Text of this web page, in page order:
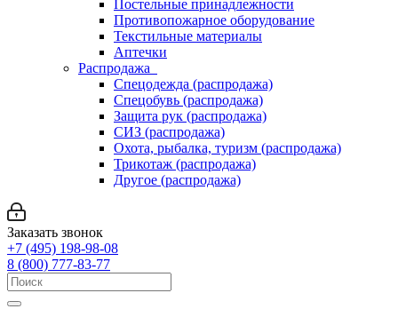
Постельные принадлежности
Противопожарное оборудование
Текстильные материалы
Аптечки
Распродажа
Спецодежда (распродажа)
Спецобувь (распродажа)
Защита рук (распродажа)
СИЗ (распродажа)
Охота, рыбалка, туризм (распродажа)
Трикотаж (распродажа)
Другое (распродажа)
Заказать звонок
+7 (495) 198-98-08
8 (800) 777-83-77